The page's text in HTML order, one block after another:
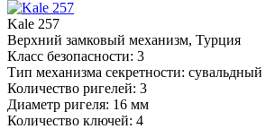
Kale 257
Верхний замковый механизм, Турция
Класс безопасности: 3
Тип механизма секретности: сувальдный
Количество ригелей: 3
Диаметр ригеля: 16 мм
Количество ключей: 4